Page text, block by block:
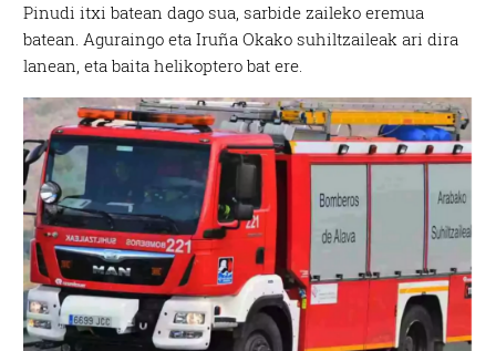
Pinudi itxi batean dago sua, sarbide zaileko eremua
batean. Aguraingo eta Iruña Okako suhiltzaileak ari dira
lanean, eta baita helikoptero bat ere.